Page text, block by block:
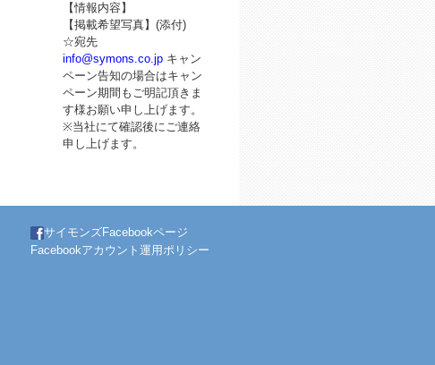
【情報内容】
【掲載希望写真】(添付)
☆宛先
info@symons.co.jpキャン
ペーン告知の場合はキャン
ペーン期間もご明記頂きま
す様お願い申し上げます。
※当社にて確認後にご連絡
申し上げます。
サイモンズFacebookページ
Facebookアカウント運用ポリシー